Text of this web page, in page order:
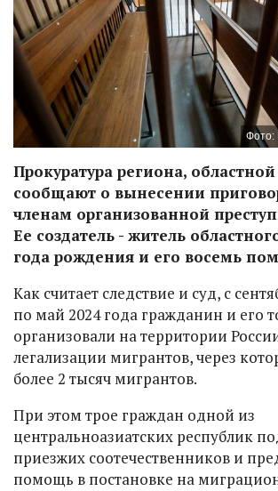
Фото:
Прокуратура региона, областной
сообщают о вынесении
членам организованной
Ее создатель - житель
года рождения и его восемь
Как считает следствие и суд, с
по май 2024 года гражданин и его
организовали на территории
легализации мигрантов, через
более 2 тысяч мигрантов.
При этом трое граждан одной из
центральноазиатских республик
приезжих соотечественников и
помощь в постановке на